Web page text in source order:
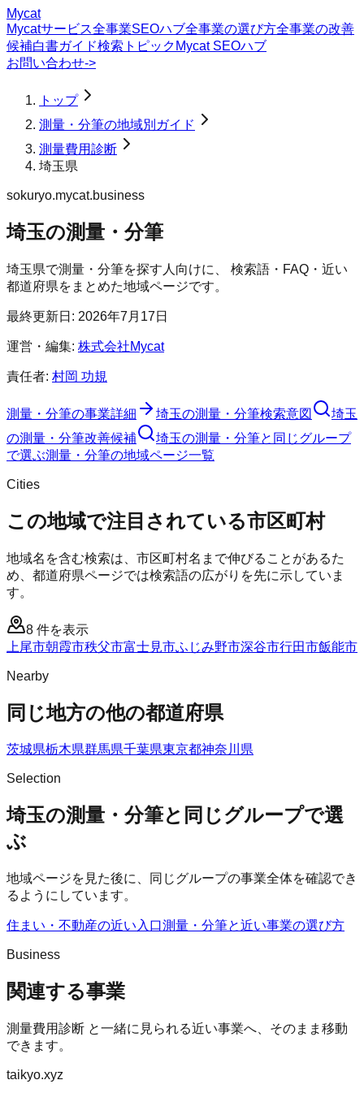
Mycat
Mycatサービス全事業SEOハブ全事業の選び方全事業の改善
候補白書ガイド検索トピック Mycat SEOハブ
お問い合わせ->
トップ
測量・分筆の地域別ガイド
測量費用診断
埼玉県
sokuryo.mycat.business
埼玉の測量・分筆
埼玉県で測量・分筆を探す人向けに、 検索語・FAQ・近い
都道府県をまとめた地域ページです。
最終更新日: 2026年7月17日
運営・編集: 株式会社Mycat
責任者: 村岡 功規
測量・分筆の事業詳細 埼玉の測量・分筆検索意図
埼玉
の測量・分筆改善候補
埼玉の測量・分筆と同じグループ
で選ぶ測量・分筆の地域ページ一覧
Cities
この地域で注目されている市区町村
地域名を含む検索は、市区町村名まで伸びることがあるた
め、都道府県ページでは検索語の広がりを先に示していま
す。
8 件を表示
上尾市朝霞市秩父市富士見市ふじみ野市深谷市行田市飯能市
Nearby
同じ地方の他の都道府県
茨城県栃木県群馬県千葉県東京都神奈川県
Selection
埼玉の測量・分筆と同じグループで選
ぶ
地域ページを見た後に、同じグループの事業全体を確認でき
るようにしています。
住まい・不動産の近い入口測量・分筆と近い事業の選び方
Business
関連する事業
測量費用診断 と一緒に見られる近い事業へ、そのまま移動
できます。
taikyo.xyz